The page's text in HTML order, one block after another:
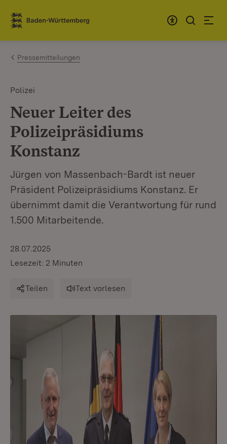
Zum Inhalt springen
Link zur Startseite
Pressemitteilungen
Polizei
Neuer Leiter des
Polizeipräsidiums
Konstanz
Jürgen von Massenbach-Bardt ist neuer
Präsident Polizeipräsidiums Konstanz. Er
übernimmt damit die Verantwortung für rund
1.500 Mitarbeitende.
28.07.2025
Lesezeit: 2 Minuten
Teilen Text vorlesen